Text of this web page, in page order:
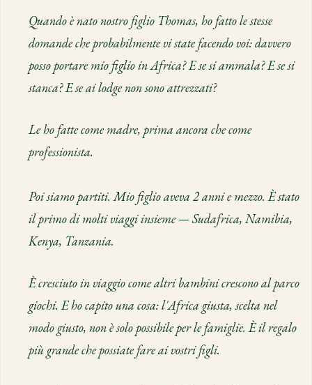
Quando è nato nostro figlio Thomas, ho fatto le stesse
domande che probabilmente vi state facendo voi: davvero
posso portare mio figlio in Africa? E se si ammala? E se si
stanca? E se ai lodge non sono attrezzati?
Le ho fatte come madre, prima ancora che come
professionista.
Poi siamo partiti. Mio figlio aveva 2 anni e mezzo. È stato
il primo di molti viaggi insieme — Sudafrica, Namibia,
Kenya, Tanzania.
È cresciuto in viaggio come altri bambini crescono al parco
giochi. E ho capito una cosa: l'Africa giusta, scelta nel
modo giusto, non è solo possibile per le famiglie. È il regalo
più grande che possiate fare ai vostri figli.